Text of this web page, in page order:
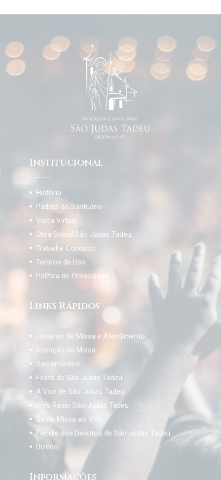
Institucional
História
Padres do Santuário
Visita Virtual
Obra Social São Judas Tadeu
Trabalhe Conosco
Termos de Uso
Política de Privacidade
Links Rápidos
Horários de Missa e Atendimento
Intenção de Missa
Sacramentos
Festa de São Judas Tadeu
A Voz de São Judas Tadeu
Web Rádio São Judas Tadeu
Santa Missa ao Vivo
Família dos Devotos de São Judas Tadeu
Dízimo
Informações